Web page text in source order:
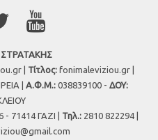
ΣΤΡΑΤΑΚΗΣ
| Τίτλος:fonimaleviziou.gr |
| Α.Φ.Μ.: 038839100 - ΔΟΥ:
71414 ΓΑΖΙ | Τηλ.: 2810 822294 |